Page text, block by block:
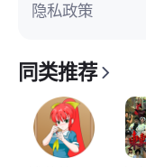
隐私政策
同类推荐